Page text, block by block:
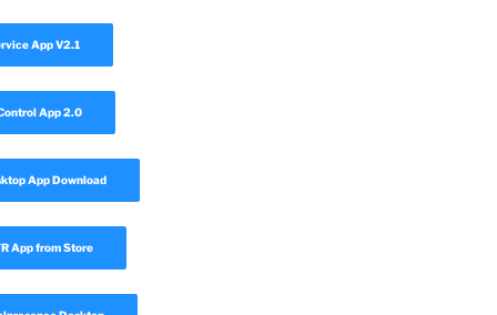
App V2.1
App 2.0
App Download
App from Store